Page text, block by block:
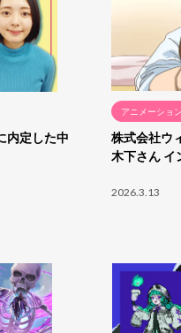
内定した中
アニメーション
株式会社ウ
木下さん イ
2026.3.13